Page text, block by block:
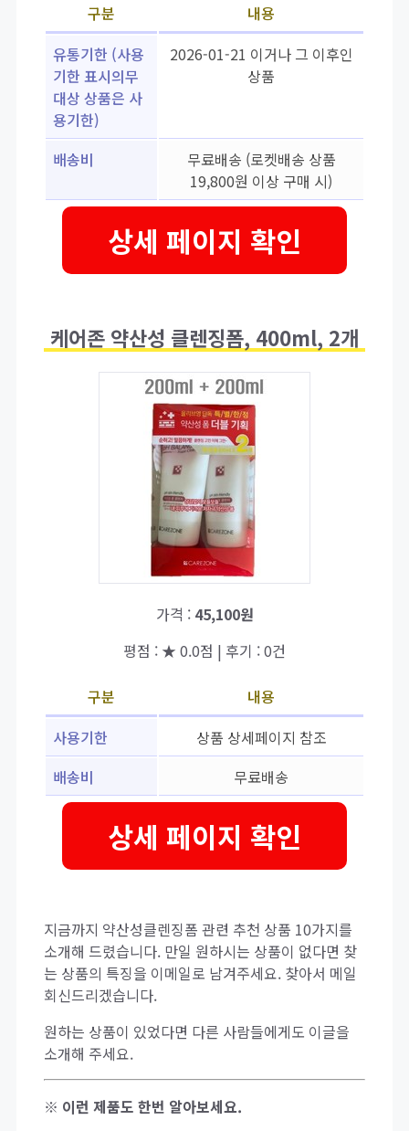
구분
내용
유통기한 (사용
기한 표시의무
대상 상품은 사
용기한)
2026-01-21 이거나 그 이후인
상품
배송비
무료배송 (로켓배송 상품
19,800원 이상 구매 시)
상세 페이지 확인
케어존 약산성 클렌징폼, 400ml, 2개
가격 : 45,100원
평점 : ★ 0.0점 | 후기 : 0건
구분
내용
사용기한
상품 상세페이지 참조
배송비
무료배송
상세 페이지 확인
지금까지 약산성클렌징폼 관련 추천 상품 10가지를
소개해 드렸습니다. 만일 원하시는 상품이 없다면 찾
는 상품의 특징을 이메일로 남겨주세요. 찾아서 메일
회신드리겠습니다.
원하는 상품이 있었다면 다른 사람들에게도 이글을
소개해 주세요.
※ 이런 제품도 한번 알아보세요.